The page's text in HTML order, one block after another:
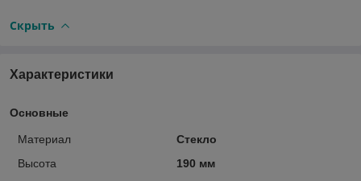
Скрыть
Характеристики
Основные
Материал
Стекло
Высота
190 мм